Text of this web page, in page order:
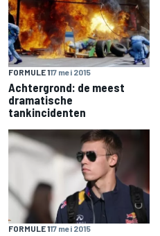
FORMULE 117 mei 2015
Achtergrond: de meest
dramatische
tankincidenten
FORMULE 117 mei 2015